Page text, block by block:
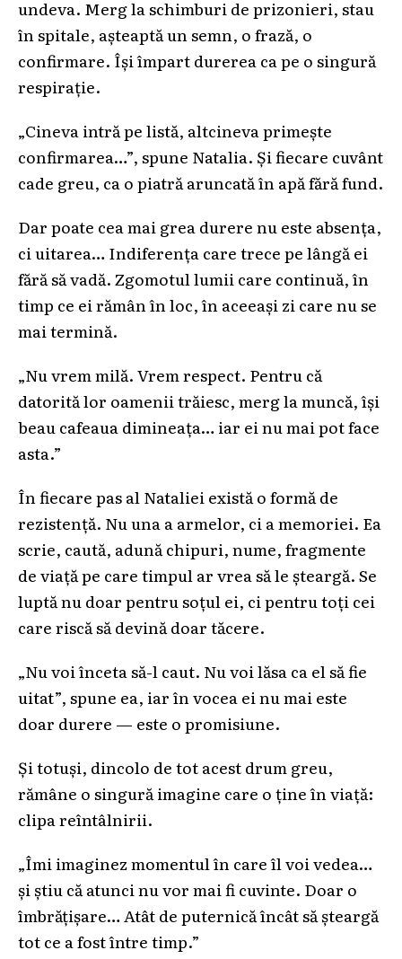
undeva. Merg la schimburi de prizonieri, stau
în spitale, așteaptă un semn, o frază, o
confirmare. Își împart durerea ca pe o singură
respirație.
„Cineva intră pe listă, altcineva primește
confirmarea…”, spune Natalia. Și fiecare cuvânt
cade greu, ca o piatră aruncată în apă fără fund.
Dar poate cea mai grea durere nu este absența,
ci uitarea… Indiferența care trece pe lângă ei
fără să vadă. Zgomotul lumii care continuă, în
timp ce ei rămân în loc, în aceeași zi care nu se
mai termină.
„Nu vrem milă. Vrem respect. Pentru că
datorită lor oamenii trăiesc, merg la muncă, își
beau cafeaua dimineața… iar ei nu mai pot face
asta.”
În fiecare pas al Nataliei există o formă de
rezistență. Nu una a armelor, ci a memoriei. Ea
scrie, caută, adună chipuri, nume, fragmente
de viață pe care timpul ar vrea să le șteargă. Se
luptă nu doar pentru soțul ei, ci pentru toți cei
care riscă să devină doar tăcere.
„Nu voi înceta să-l caut. Nu voi lăsa ca el să fie
uitat”, spune ea, iar în vocea ei nu mai este
doar durere — este o promisiune.
Și totuși, dincolo de tot acest drum greu,
rămâne o singură imagine care o ține în viață:
clipa reîntâlnirii.
„Îmi imaginez momentul în care îl voi vedea…
și știu că atunci nu vor mai fi cuvinte. Doar o
îmbrățișare… Atât de puternică încât să șteargă
tot ce a fost între timp.”